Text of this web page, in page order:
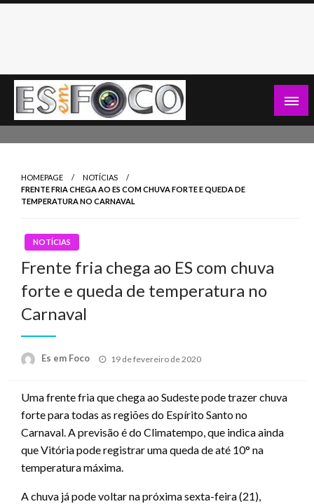
Skip
HOMEPAGE
NOTÍCIAS
FRENTE FRIA CHEGA AO ES COM CHUVA FORTE E QUEDA DE
TEMPERATURA NO CARNAVAL
NOTÍCIAS
Frente fria chega ao ES com chuva
forte e queda de temperatura no
Carnaval
Es em Foco
Posted
19 de fevereiro de 2020
Uma frente fria que chega ao Sudeste pode trazer chuva
forte para todas as regiões do Espírito Santo no
Carnaval. A previsão é do Climatempo, que indica ainda
que Vitória pode registrar uma queda de até 10° na
temperatura máxima.
A chuva já pode voltar na próxima sexta-feira (21),